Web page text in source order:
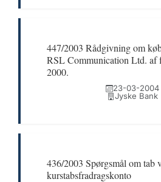
447/2003 Rådgivning om
RSL Communication Ltd. af
2000.
23-03-2004
Jyske Bank
436/2003 Spørgsmål om tab
kurstabsfradragskonto